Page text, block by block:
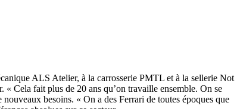
ALS Atelier, à la carrosserie PMTL et à la sellerie Not
Cela fait plus de 20 ans qu’on travaille ensemble. On se
besoins. « On a des Ferrari de toutes époques que